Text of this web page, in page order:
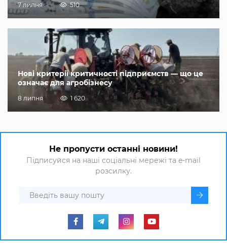
7 липня 510
Нові критерії критичності підприємств — що це
означає для агробізнесу
8 липня 1 620
Не пропусти останні новини!
Підписуйся на наші соціальні мережі та e-mail
розсилку.